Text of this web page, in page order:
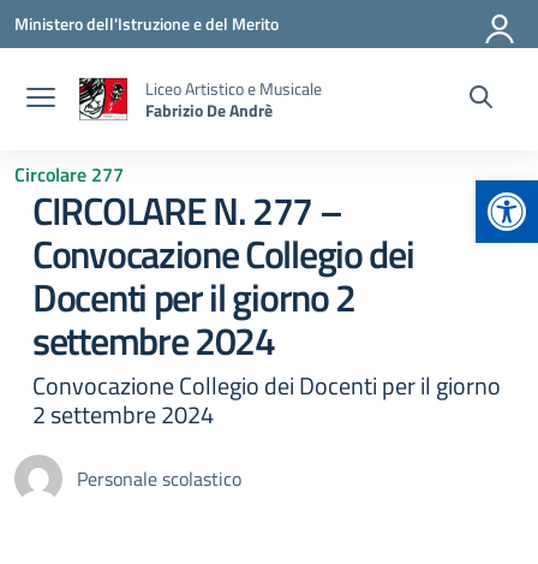
Vai ai contenuti
Vai al menu di navigazione
Vai al footer
Ministero dell'Istruzione e del Merito
Liceo Artistico e Musicale
Fabrizio De Andrè
Circolare 277
CIRCOLARE N. 277 –
Convocazione Collegio dei
Docenti per il giorno 2
settembre 2024
Convocazione Collegio dei Docenti per il giorno
2 settembre 2024
Personale scolastico